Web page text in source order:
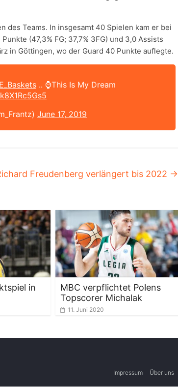
des Teams. In insgesamt 40 Spielen kam er bei
(47,3% FG; 37,7% 3FG) und 3,0 Assists
in Göttingen, wo der Guard 40 Punkte auflegte.
.. ⌚️This Is My Dream
June 17, 2019
Freudenberg verlängert bis 2022 →
in
MBC verpflichtet Polens
Topscorer Michalak
11. Juni 2020
Impressum Über uns